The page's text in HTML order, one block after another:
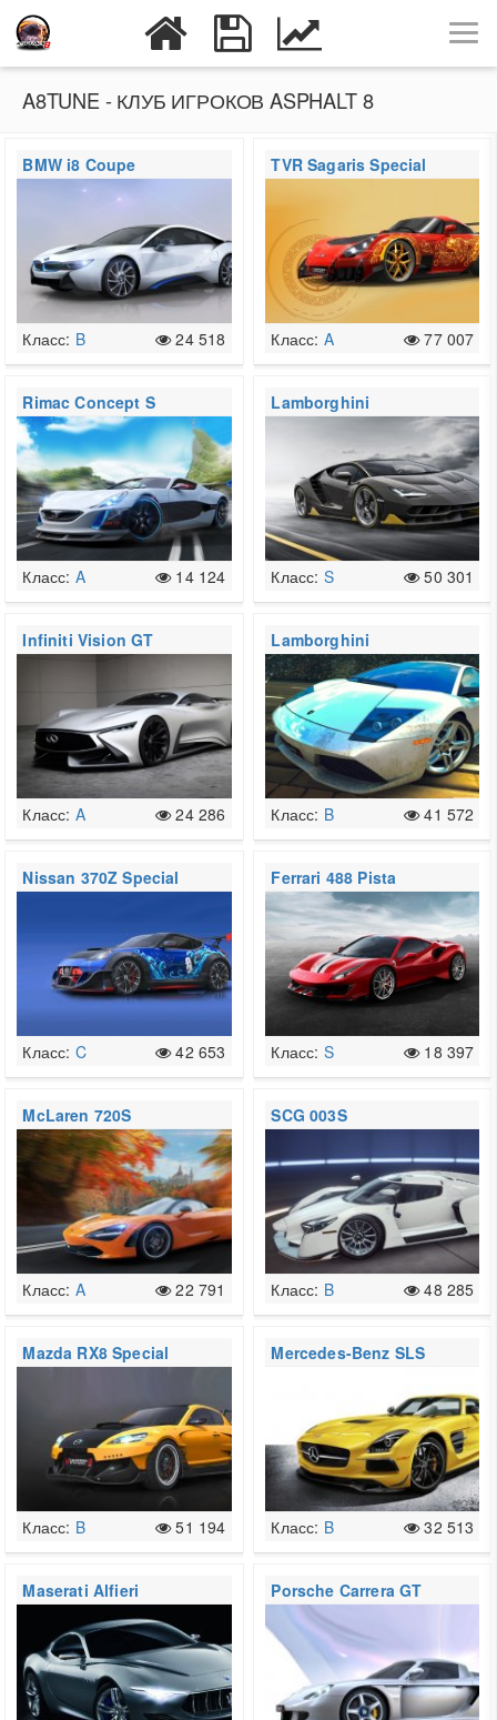
A8TUNE - КЛУБ ИГРОКОВ ASPHALT 8
BMW i8 Coupe
Класс: B 24 518
TVR Sagaris Special
Класс: A 77 007
Rimac Concept S
Класс: A 14 124
Lamborghini
Класс: S 50 301
Infiniti Vision GT
Класс: A 24 286
Lamborghini
Murciélago LP640
Класс: B 41 572
Nissan 370Z Special
Класс: C 42 653
Ferrari 488 Pista
Класс: S 18 397
McLaren 720S
Класс: A 22 791
SCG 003S
Класс: B 48 285
Mazda RX8 Special
Класс: B 51 194
Mercedes-Benz SLS
Класс: B 32 513
Maserati Alfieri Porsche Carrera GT